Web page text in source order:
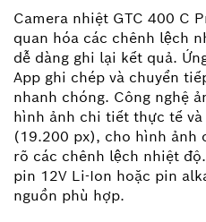
Camera nhiệt GTC 400 C
quan hóa các chênh lệch
dễ dàng ghi lại kết quả.
App ghi chép và chuyển
nhanh chóng. Công nghệ
hình ảnh chi tiết thực tế
(19.200 px), cho hình ảnh
rõ các chênh lệch nhiệt
pin 12V Li-Ion hoặc pin
nguồn phù hợp.